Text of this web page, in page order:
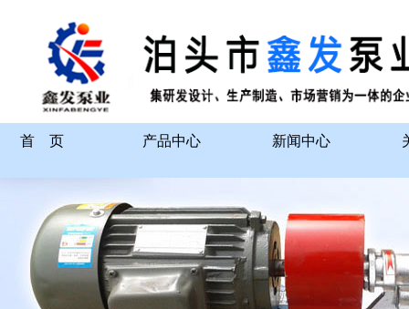
首 页 产品中心 新闻中心